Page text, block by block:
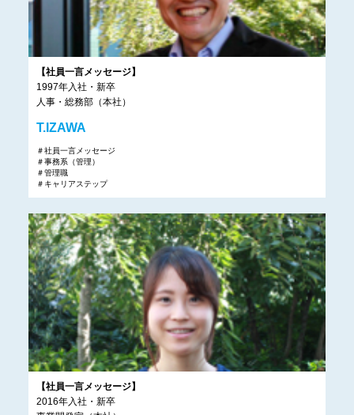
【社員一言メッセージ】
1997年入社・新卒
人事・総務部（本社）
T.IZAWA
＃社員一言メッセージ
＃事務系（管理）
＃管理職
＃キャリアステップ
【社員一言メッセージ】
2016年入社・新卒